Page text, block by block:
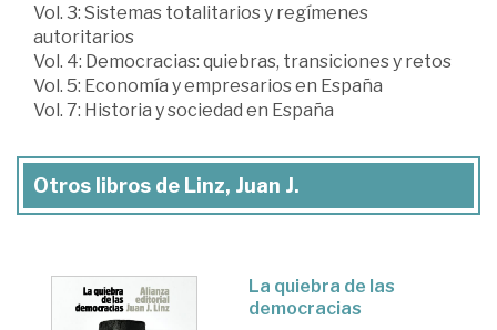
Vol. 3: Sistemas totalitarios y regímenes
autoritarios
Vol. 4: Democracias: quiebras, transiciones y retos
Vol. 5: Economía y empresarios en España
Vol. 7: Historia y sociedad en España
Otros libros de Linz, Juan J.
La quiebra de las
democracias